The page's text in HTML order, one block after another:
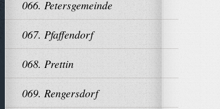
066. Petersgemeinde
067. Pfaffendorf
068. Prettin
069. Rengersdorf